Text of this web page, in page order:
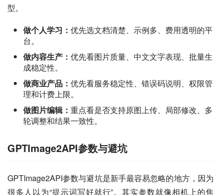
型。
做个人学习： 优先选文档清楚、示例多、费用透明的平
台。
做内容生产： 优先看图片质量、中文文字表现、批量生
成稳定性。
做商业产品： 优先看服务稳定性、错误码说明、权限管
理和计费上限。
做图片编辑： 重点看是否支持原图上传、局部修改、多
轮调整和结果一致性。
GPTImage2API参数与避坑
GPTImage2API参数与避坑是新手最容易忽略的地方，因为
很多人以为“提示词写好就行”。其实参数就像相机上的焦